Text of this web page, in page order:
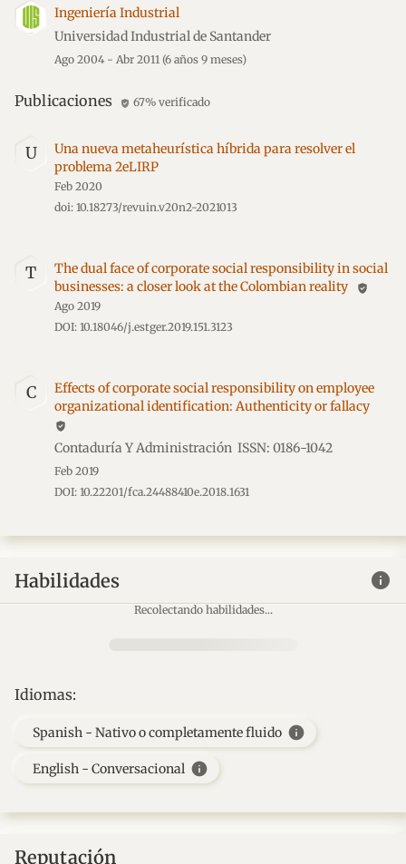
Ingeniería Industrial
Universidad Industrial de Santander
Ago 2004 - Abr 2011 (6 años 9 meses)
Publicaciones verified_user 67% verificado
U
Una nueva metaheurística híbrida para resolver el
problema 2eLIRP
Feb 2020
doi: 10.18273/revuin.v20n2-2021013
T
The dual face of corporate social responsibility in social
businesses: a closer look at the Colombian reality
verified_user
Ago 2019
DOI: 10.18046/j.estger.2019.151.3123
C
Effects of corporate social responsibility on employee
organizational identification: Authenticity or fallacy
verified_user
Contaduría Y Administración ISSN: 0186-1042
Feb 2019
DOI: 10.22201/fca.24488410e.2018.1631
Habilidades info
Recolectando habilidades...
Idiomas:
Spanish - Nativo o completamente fluido info
English - Conversacional info
Reputación